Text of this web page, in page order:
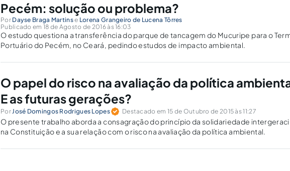
Pecém: solução ou problema?
Por Dayse Braga Martinse Lorena Grangeiro de Lucena Tôrres
Publicado em 18 de Agosto de 2016 às 16:03
O estudo questiona a transferência do parque de tancagem do Mucuripe para o
Portuário do Pecém, no Ceará, pedindo estudos de impacto ambiental.
O papel do risco na avaliação da política
E as futuras gerações?
PorJosé Domingos Rodrigues Lopes Destacado em 15 de Outubro de 2015 às 11:27
O presente trabalho aborda a consagração do princípio da solidariedade
na Constituição e a sua relação com o risco na avaliação da política ambiental.